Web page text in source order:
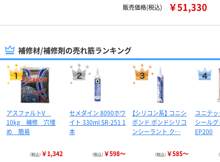
販売価格(税込)
￥51,330
補修材/補修剤の売れ筋ランキング
アスファルトV
10kg 補修 穴埋
め 簡易
（税込） ￥1,342
セメダイン 8090ホワ
イト 330ml SR-251 1
本
（税込） ￥598～
【シリコン系】 コニシ
ボンド ボンドシリコ
ンシーラント ク…
（税込） ￥585～
ユニテ
シール
EP200